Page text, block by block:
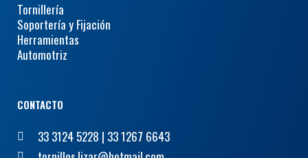
Tornillería
Soportería y Fijación
Herramientas
Automotriz
CONTACTO
33 3124 5228 | 33 1267 6643